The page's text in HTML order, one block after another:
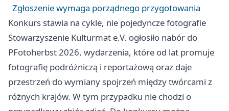
Zgłoszenie wymaga porządnego przygotowania
Konkurs stawia na cykle, nie pojedyncze fotografie
Stowarzyszenie Kulturmat e.V. ogłosiło nabór do
PFotoherbst 2026, wydarzenia, które od lat promuje
fotografię podróżniczą i reportażową oraz daje
przestrzeń do wymiany spojrzeń między twórcami z
różnych krajów. W tym przypadku nie chodzi o